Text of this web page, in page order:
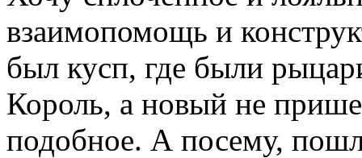
взаимопомощь и
был кусп, где были
Король, а новый не
подобное. А посему,